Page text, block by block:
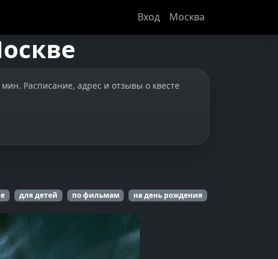
Вход Москва
Расписание, адрес и отзывы о квесте
для детей по фильмам на день рождения